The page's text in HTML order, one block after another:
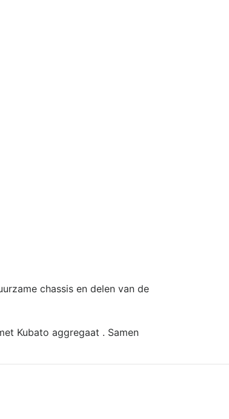
chassis en delen van de
Kubato aggregaat . Samen